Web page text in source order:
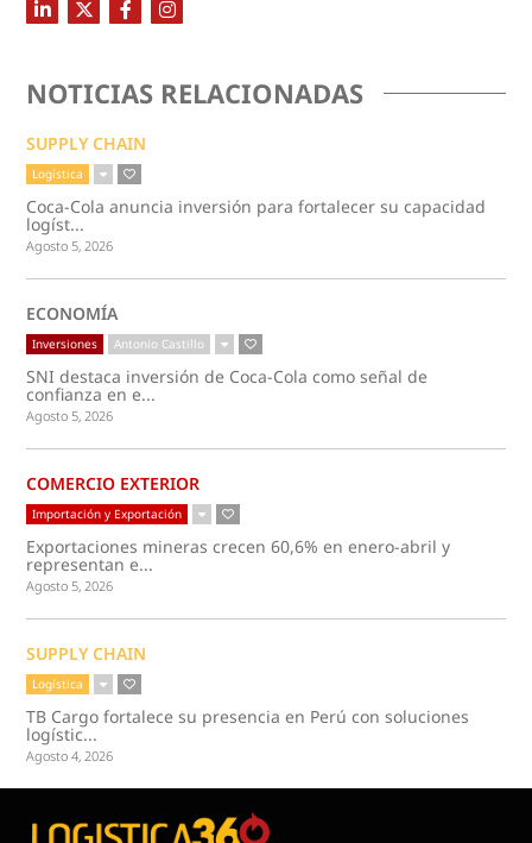
NOTICIAS RELACIONADAS
SUPPLY CHAIN
Logística
Coca-Cola anuncia inversión para fortalecer su capacidad
logíst...
Agosto 5, 2026
ECONOMÍA
Inversiones Antonio Castillo
SNI destaca inversión de Coca-Cola como señal de
confianza en e...
Agosto 5, 2026
COMERCIO EXTERIOR
Importación y Exportación
Exportaciones mineras crecen 60,6% en enero-abril y
representan e...
Agosto 5, 2026
SUPPLY CHAIN
Logística
TB Cargo fortalece su presencia en Perú con soluciones
logístic...
Agosto 4, 2026